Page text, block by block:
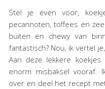
Stel je even voor,
pecannoten, toffees en
buiten en chewy van
fantastisch? Nou, ik vertel
Aan deze lekkere
enorm misbaksel vooraf.
over en deel het recept